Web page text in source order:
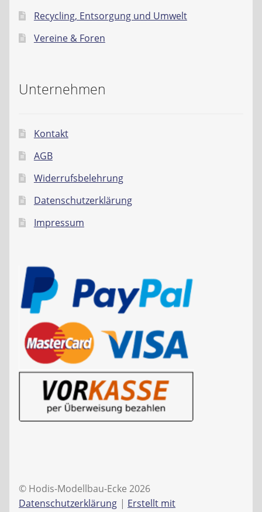
Recycling, Entsorgung und Umwelt
Vereine & Foren
Unternehmen
Kontakt
AGB
Widerrufsbelehrung
Datenschutzerklärung
Impressum
© Hodis-Modellbau-Ecke 2026
Datenschutzerklärung
Erstellt mit